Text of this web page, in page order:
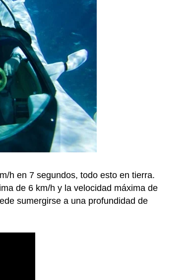
h en 7 segundos, todo esto en tierra.
de 6 km/h y la velocidad máxima de
sumergirse a una profundidad de